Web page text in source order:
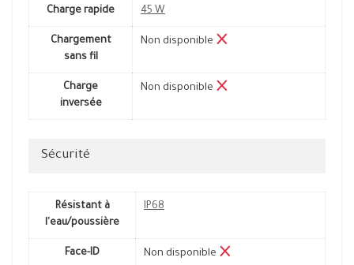
Charge rapide 45 W
Chargement
sans fil
Non disponible
Charge
inversée
Non disponible
Sécurité
Résistant à
l'eau/poussière
IP68
Face-ID Non disponible